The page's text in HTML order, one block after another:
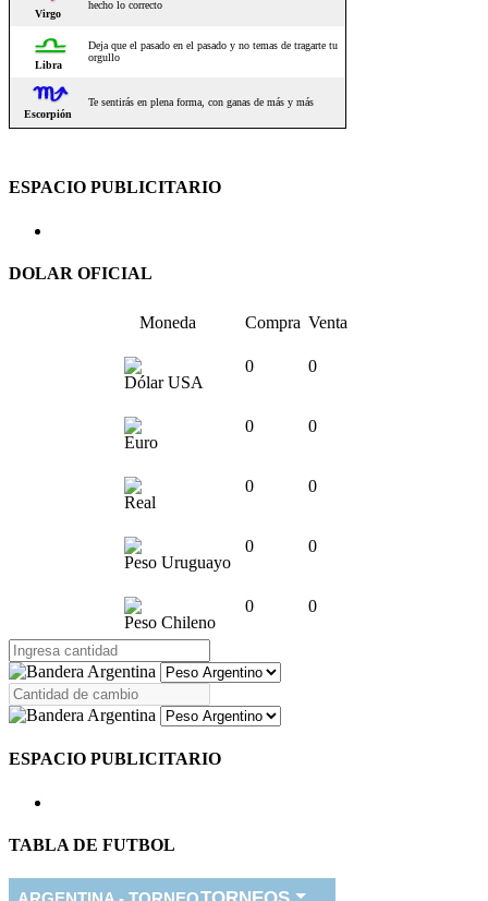
ESPACIO PUBLICITARIO
DOLAR OFICIAL
Moneda Compra Venta
Dólar USA
0 0
Euro
0 0
Real
0 0
Peso Uruguayo
0 0
Peso Chileno
0 0
ESPACIO PUBLICITARIO
TABLA DE FUTBOL